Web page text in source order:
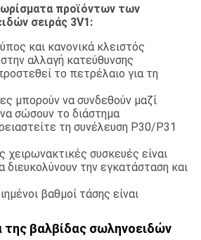
προϊόντων των
σειράς 3V1:
και κανονικά κλειστός
αλλαγή κατεύθυνσης
το πετρέλαιο για τη
μπορούν να συνδεθούν μαζί
σώσουν το διάστημα
τη συνέλευση P30/P31
χειρωνακτικές συσκευές είναι
διευκολύνουν την εγκατάσταση και
βαθμοί τάσης είναι
της βαλβίδας σωληνοειδών